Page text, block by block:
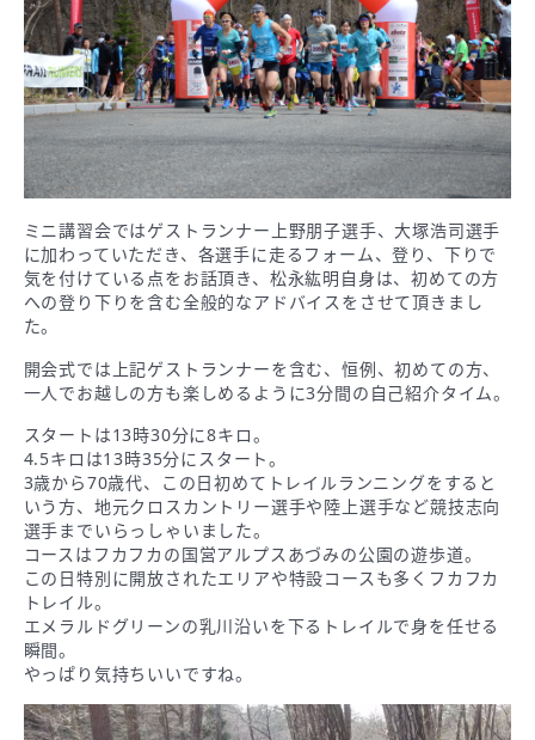
ミニ講習会ではゲストランナー上野朋子選手、大塚浩司選手
に加わっていただき、各選手に走るフォーム、登り、下りで
気を付けている点をお話頂き、松永紘明自身は、初めての方
への登り下りを含む全般的なアドバイスをさせて頂きまし
た。
開会式では上記ゲストランナーを含む、恒例、初めての方、
一人でお越しの方も楽しめるように3分間の自己紹介タイム。
スタートは13時30分に8キロ。
4.5キロは13時35分にスタート。
3歳から70歳代、この日初めてトレイルランニングをすると
いう方、地元クロスカントリー選手や陸上選手など競技志向
選手までいらっしゃいました。
コースはフカフカの国営アルプスあづみの公園の遊歩道。
この日特別に開放されたエリアや特設コースも多くフカフカ
トレイル。
エメラルドグリーンの乳川沿いを下るトレイルで身を任せる
瞬間。
やっぱり気持ちいいですね。